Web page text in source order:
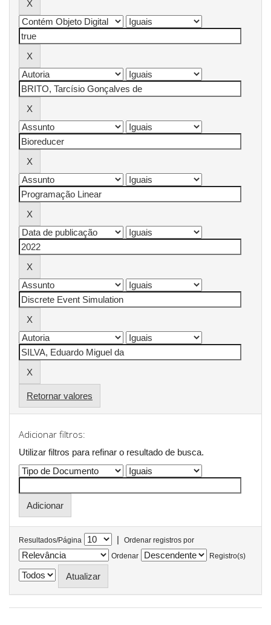
Retornar valores
Adicionar filtros:
Utilizar filtros para refinar o resultado de busca.
Resultados/Página |
Ordenar registros por
Ordenar
Registro(s)